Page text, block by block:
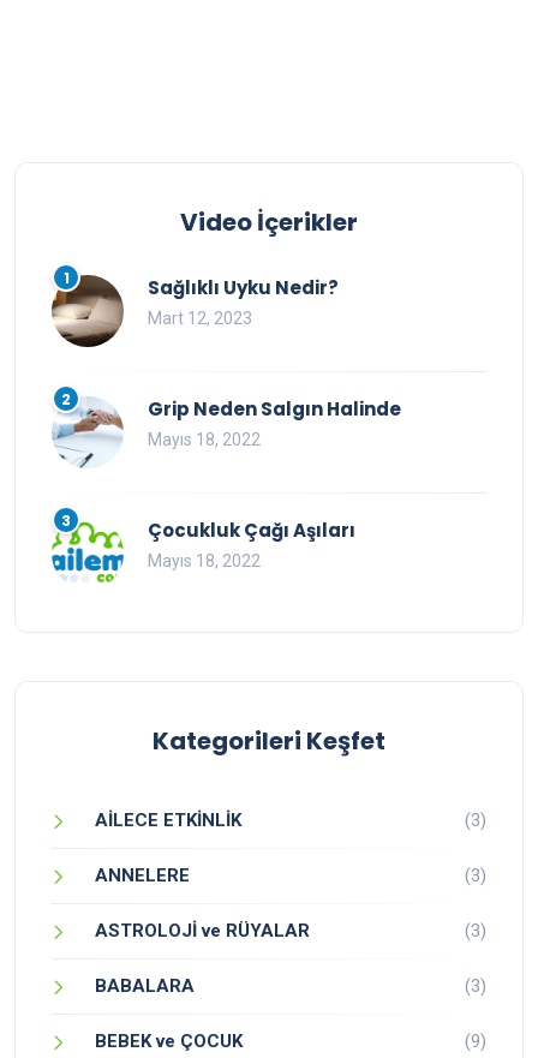
Video İçerikler
1 Sağlıklı Uyku Nedir?
Mart 12, 2023
2 Grip Neden Salgın Halinde
Mayıs 18, 2022
3 Çocukluk Çağı Aşıları
Mayıs 18, 2022
Kategorileri Keşfet
AİLECE ETKİNLİK (3)
ANNELERE (3)
ASTROLOJİ ve RÜYALAR (3)
BABALARA (3)
BEBEK ve ÇOCUK (9)